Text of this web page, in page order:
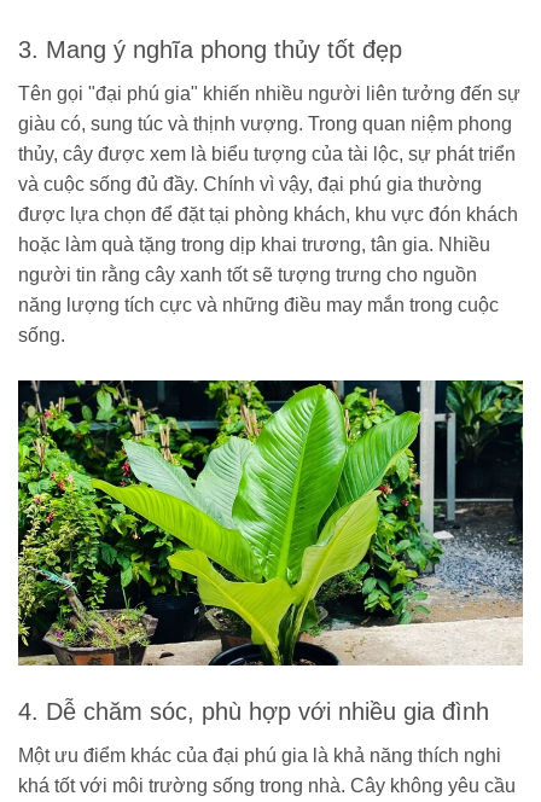
3. Mang ý nghĩa phong thủy tốt đẹp
Tên gọi "đại phú gia" khiến nhiều người liên tưởng đến sự
giàu có, sung túc và thịnh vượng. Trong quan niệm phong
thủy, cây được xem là biểu tượng của tài lộc, sự phát triển
và cuộc sống đủ đầy. Chính vì vậy, đại phú gia thường
được lựa chọn để đặt tại phòng khách, khu vực đón khách
hoặc làm quà tặng trong dịp khai trương, tân gia. Nhiều
người tin rằng cây xanh tốt sẽ tượng trưng cho nguồn
năng lượng tích cực và những điều may mắn trong cuộc
sống.
4. Dễ chăm sóc, phù hợp với nhiều gia đình
Một ưu điểm khác của đại phú gia là khả năng thích nghi
khá tốt với môi trường sống trong nhà. Cây không yêu cầu